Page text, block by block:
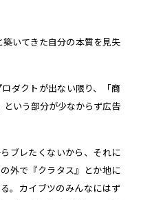
築いてきた自分の本質を見失
ダクトが出ない限り、「商
という部分が少なからず広告
ブレたくないから、それに
外で『クラタス』とか地に
。カイブツのみんなにはず